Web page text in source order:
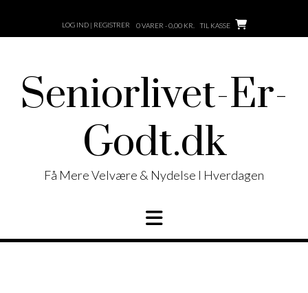
content
LOG IND | REGISTRER 0 VARER - 0,00 KR. TIL KASSE
Seniorlivet-Er-
Godt.dk
Få Mere Velvære & Nydelse I Hverdagen